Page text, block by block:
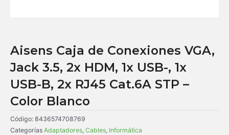
Aisens Caja de Conexiones VGA,
Jack 3.5, 2x HDM, 1x USB-, 1x
USB-B, 2x RJ45 Cat.6A STP –
Color Blanco
Código: 8436574708769
Categorías Adaptadores, Cables, Informática